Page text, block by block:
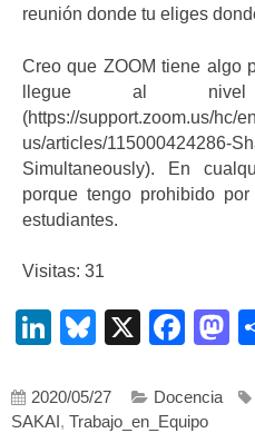
reunión donde tu eliges
Creo que ZOOM tiene algo
llegue al
(https://support.zoom.us/hc/
us/articles/115000424286-
Simultaneously). En
porque tengo prohibido
estudiantes.
Visitas: 31
LinkedIn
Bluesky
X
2020/05/27 Docencia
SAKAI , Trabajo_en_Equipo